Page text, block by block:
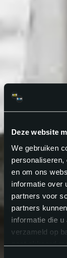
Deze website
We gebruiken
en om ons
informatie over
partners voor
partners
informatie die
verzameld op
gaat akkoord